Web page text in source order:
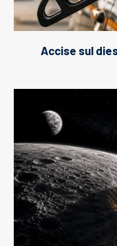
Accise sul